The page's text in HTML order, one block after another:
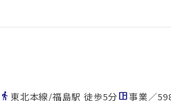
directions_walk 東北本線/福島駅 徒歩5分space_dashboard事業／